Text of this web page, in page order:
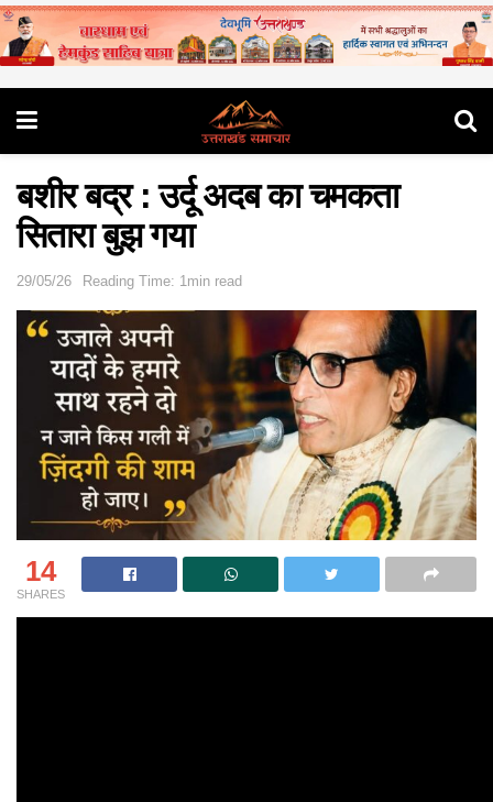
बशीर बद्र : उर्दू अदब का चमकता
सितारा बुझ गया
29/05/26 Reading Time: 1min read
14
SHARES